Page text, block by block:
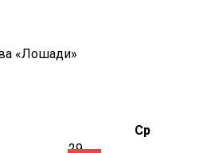
«Лошади»
Ср
29